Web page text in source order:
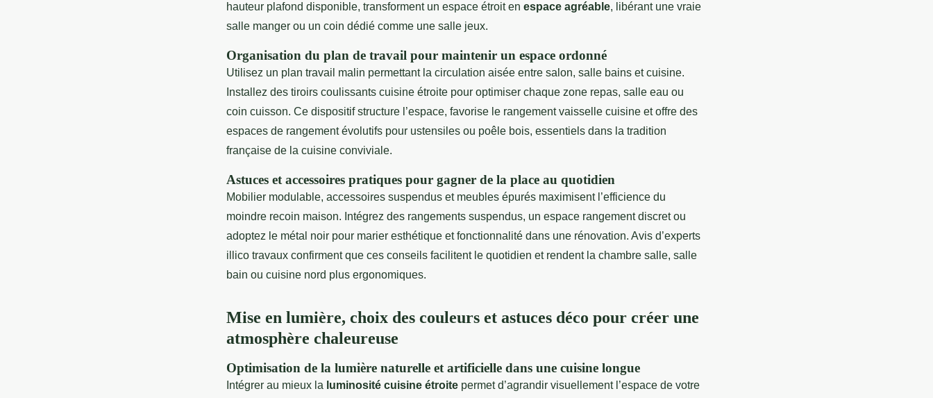
hauteur plafond disponible, transforment un espace étroit en espace agréable, libérant une vraie
salle manger ou un coin dédié comme une salle jeux.
Organisation du plan de travail pour maintenir un espace ordonné
Utilisez un plan travail malin permettant la circulation aisée entre salon, salle bains et cuisine.
Installez des tiroirs coulissants cuisine étroite pour optimiser chaque zone repas, salle eau ou
coin cuisson. Ce dispositif structure l’espace, favorise le rangement vaisselle cuisine et offre des
espaces de rangement évolutifs pour ustensiles ou poêle bois, essentiels dans la tradition
française de la cuisine conviviale.
Astuces et accessoires pratiques pour gagner de la place au quotidien
Mobilier modulable, accessoires suspendus et meubles épurés maximisent l’efficience du
moindre recoin maison. Intégrez des rangements suspendus, un espace rangement discret ou
adoptez le métal noir pour marier esthétique et fonctionnalité dans une rénovation. Avis d’experts
illico travaux confirment que ces conseils facilitent le quotidien et rendent la chambre salle, salle
bain ou cuisine nord plus ergonomiques.
Mise en lumière, choix des couleurs et astuces déco pour créer une
atmosphère chaleureuse
Optimisation de la lumière naturelle et artificielle dans une cuisine longue
Intégrer au mieux la luminosité cuisine étroite permet d’agrandir visuellement l’espace de votre